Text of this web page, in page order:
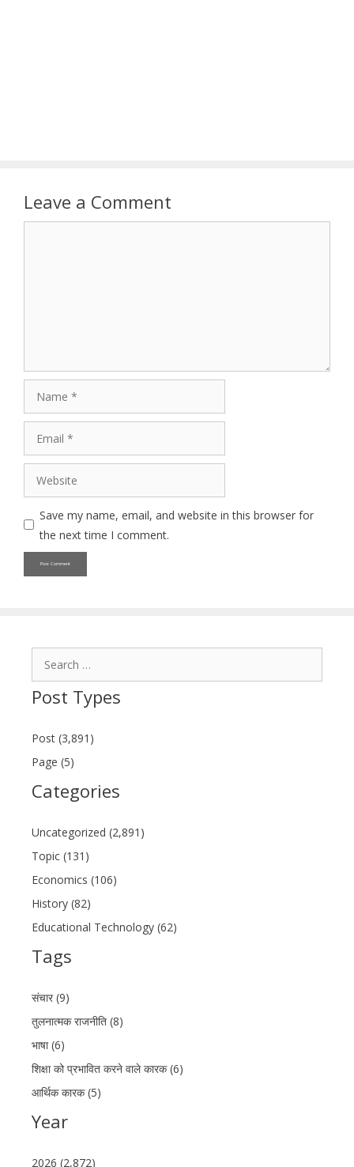
Leave a Comment
Save my name, email, and website in this browser for
the next time I comment.
Post Types
Post (3,891)
Page (5)
Categories
Uncategorized (2,891)
Topic (131)
Economics (106)
History (82)
Educational Technology (62)
Tags
संचार (9)
तुलनात्मक राजनीति (8)
भाषा (6)
शिक्षा को प्रभावित करने वाले कारक (6)
आर्थिक कारक (5)
Year
2026 (2,872)